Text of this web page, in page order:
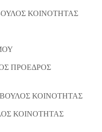
ΚΟΙΝΟΤΗΤΑΣ
ΠΡΟΕΔΡΟΣ
ΚΟΙΝΟΤΗΤΑΣ
ΚΟΙΝΟΤΗΤΑΣ